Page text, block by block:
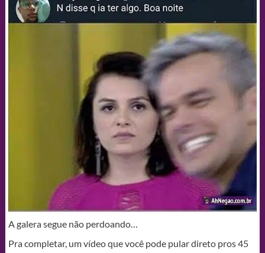
A galera segue não perdoando…
Pra completar, um vídeo que você pode pular direto pros 45